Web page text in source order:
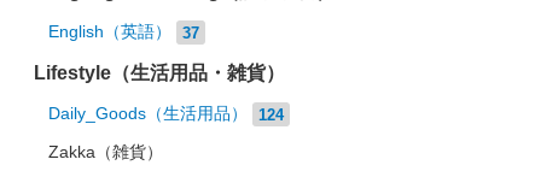
English（英語） 37
Lifestyle（生活用品・雑貨）
Daily_Goods（生活用品） 124
Zakka（雑貨）